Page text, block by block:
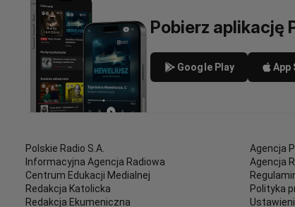
Pobierz aplikację
Google Play App
Polskie Radio S.A.
Informacyjna Agencja Radiowa
Centrum Edukacji Medialnej
Redakcja Katolicka
Redakcja Ekumeniczna
Agencja
Agencja
Polityka